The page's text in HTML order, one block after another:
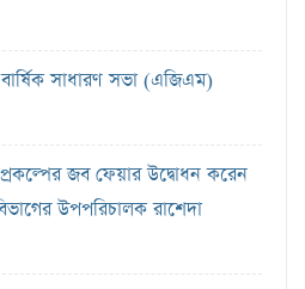
সাধারণ সভা (এজিএম)
জব ফেয়ার উদ্বোধন করেন
উপপরিচালক রাশেদা